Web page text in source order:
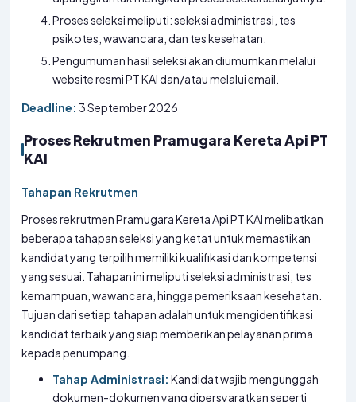
Proses seleksi meliputi: seleksi administrasi, tes
psikotes, wawancara, dan tes kesehatan.
Pengumuman hasil seleksi akan diumumkan melalui
website resmi PT KAI dan/atau melalui email.
Deadline: 3 September 2026
Proses Rekrutmen Pramugara Kereta Api PT
KAI
Tahapan Rekrutmen
Proses rekrutmen Pramugara Kereta Api PT KAI melibatkan
beberapa tahapan seleksi yang ketat untuk memastikan
kandidat yang terpilih memiliki kualifikasi dan kompetensi
yang sesuai. Tahapan ini meliputi seleksi administrasi, tes
kemampuan, wawancara, hingga pemeriksaan kesehatan.
Tujuan dari setiap tahapan adalah untuk mengidentifikasi
kandidat terbaik yang siap memberikan pelayanan prima
kepada penumpang.
Tahap Administrasi: Kandidat wajib mengunggah
dokumen-dokumen yang dipersyaratkan seperti